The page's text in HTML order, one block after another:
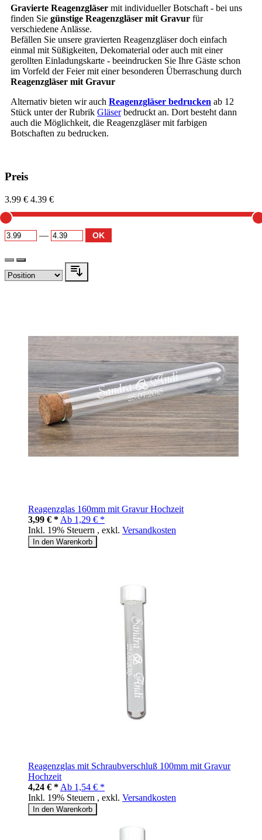
Gravierte Reagenzgläser mit individueller Botschaft - bei uns
finden Sie günstige Reagenzgläser mit Gravur für
verschiedene Anlässe.
Befällen Sie unsere gravierten Reagenzgläser doch einfach
einmal mit Süßigkeiten, Dekomaterial oder auch mit einer
gerollten Einladungskarte - beeindrucken Sie Ihre Gäste schon
im Vorfeld der Feier mit einer besonderen Überraschung durch
Reagenzgläser mit Gravur
Alternativ bieten wir auch Reagenzgläser bedrucken ab 12
Stück unter der Rubrik Gläserbedruckt an. Dort besteht dann
auch die Möglichkeit, die Reagenzgläser mit farbigen
Botschaften zu bedrucken.
Preis
3.99 € 4.39 €
— OK
Reagenzglas 160mm mit Gravur Hochzeit
3,99 € * Ab 1,29 € *
Inkl. 19% Steuern , exkl. Versandkosten
In den Warenkorb
Reagenzglas mit Schraubverschluß 100mm mit Gravur
Hochzeit
4,24 € * Ab 1,54 € *
Inkl. 19% Steuern , exkl. Versandkosten
In den Warenkorb